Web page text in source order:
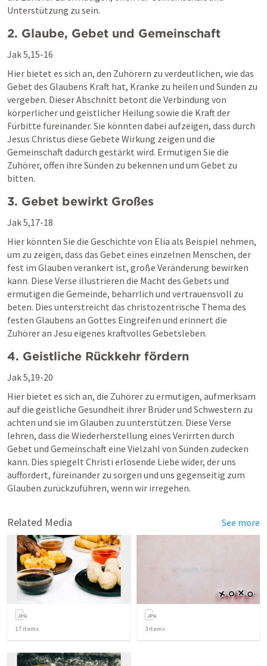
Unterstützung zu sein.
2. Glaube, Gebet und Gemeinschaft
Jak 5,15-16
Hier bietet es sich an, den Zuhörern zu verdeutlichen, wie das
Gebet des Glaubens Kraft hat, Kranke zu heilen und Sünden zu
vergeben. Dieser Abschnitt betont die Verbindung von
körperlicher und geistlicher Heilung sowie die Kraft der
Fürbitte füreinander. Sie könnten dabei aufzeigen, dass durch
Jesus Christus diese Gebete Wirkung zeigen und die
Gemeinschaft dadurch gestärkt wird. Ermutigen Sie die
Zuhörer, offen ihre Sünden zu bekennen und um Gebet zu
bitten.
3. Gebet bewirkt Großes
Jak 5,17-18
Hier könnten Sie die Geschichte von Elia als Beispiel nehmen,
um zu zeigen, dass das Gebet eines einzelnen Menschen, der
fest im Glauben verankert ist, große Veränderung bewirken
kann. Diese Verse illustrieren die Macht des Gebets und
ermutigen die Gemeinde, beharrlich und vertrauensvoll zu
beten. Dies unterstreicht das christozentrische Thema des
festen Glaubens an Gottes Eingreifen und erinnert die
Zuhörer an Jesu eigenes kraftvolles Gebetsleben.
4. Geistliche Rückkehr fördern
Jak 5,19-20
Hier bietet es sich an, die Zuhörer zu ermutigen, aufmerksam
auf die geistliche Gesundheit ihrer Brüder und Schwestern zu
achten und sie im Glauben zu unterstützen. Diese Verse
lehren, dass die Wiederherstellung eines Verirrten durch
Gebet und Gemeinschaft eine Vielzahl von Sünden zudecken
kann. Dies spiegelt Christi erlösende Liebe wider, der uns
auffordert, füreinander zu sorgen und uns gegenseitig zum
Glauben zurückzuführen, wenn wir irregehen.
Related Media See more
17 items 3 items